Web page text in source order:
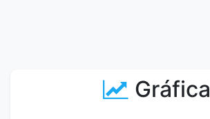
Gráfica